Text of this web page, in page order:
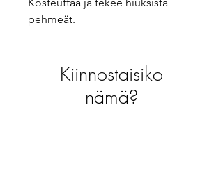
pehmeät.
Kiinnostaisiko
nämä?